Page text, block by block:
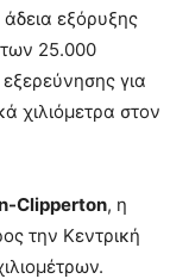
άδεια εξόρυξης
25.000
για
χιλιόμετρα στον
Clipperton, η
την Κεντρική